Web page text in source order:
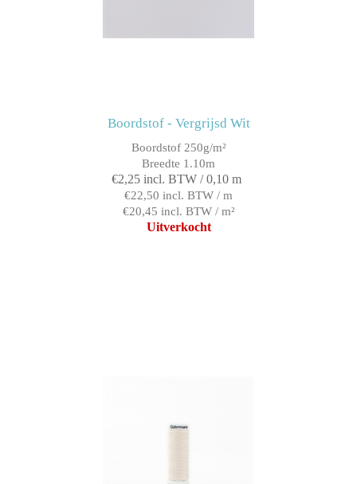
Boordstof - Vergrijsd Wit
Boordstof 250g/m²
Breedte 1.10m
€2,25 incl. BTW / 0,10 m
€22,50 incl. BTW / m
€20,45 incl. BTW / m²
Uitverkocht